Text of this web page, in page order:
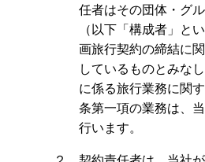
任者はその団体・グ
（以下「構成者」と
画旅行契約の締結に
しているものとみな
に係る旅行業務に関
条第一項の業務は、
行います。